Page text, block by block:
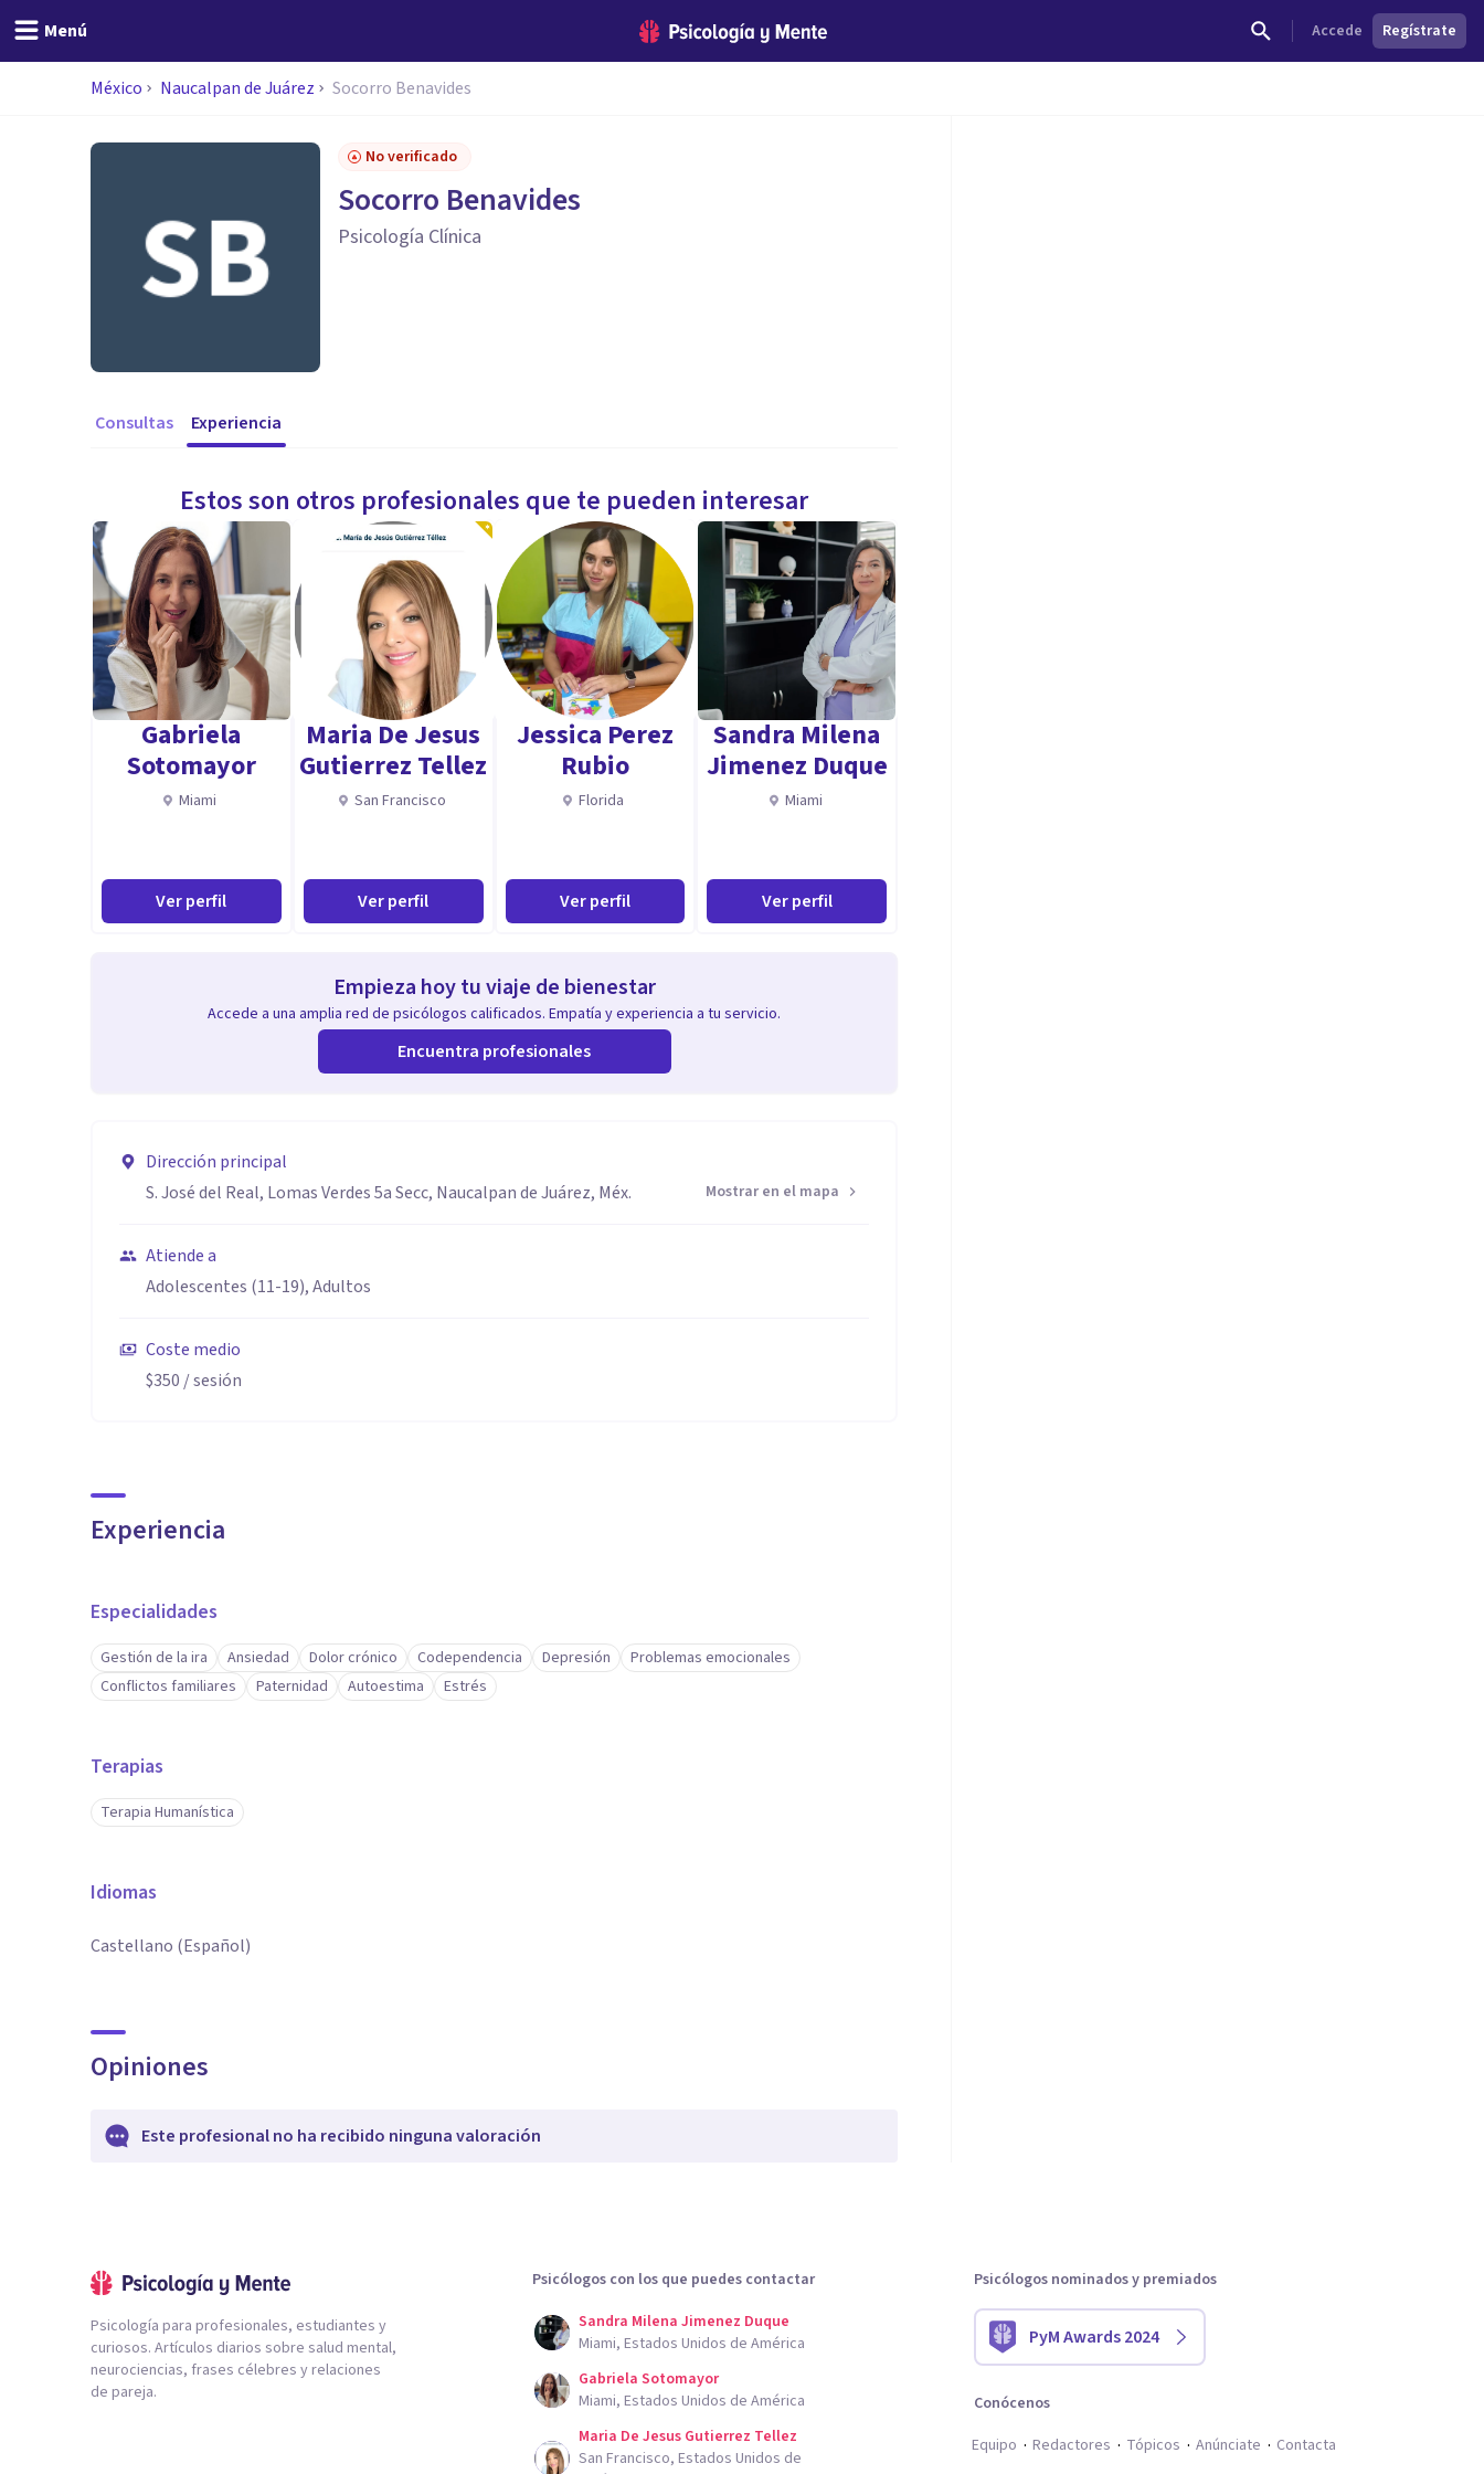
Menú Accede Regístrate
México Naucalpan de Juárez Socorro Benavides
No verificado
Socorro Benavides
Psicología Clínica
Consultas Experiencia
Estos son otros profesionales que te pueden interesar
Gabriela
Sotomayor
Miami
Ver perfil
Maria De Jesus
Gutierrez Tellez
San Francisco
Ver perfil
Jessica Perez
Rubio
Florida
Ver perfil
Sandra Milena
Jimenez Duque
Miami
Ver perfil
Empieza hoy tu viaje de bienestar
Accede a una amplia red de psicólogos calificados. Empatía y experiencia a tu servicio.
Encuentra profesionales
Dirección principal
S. José del Real, Lomas Verdes 5a Secc, Naucalpan de Juárez, Méx.
Mostrar en el mapa
Atiende a
Adolescentes (11-19), Adultos
Coste medio
$350 / sesión
Experiencia
Especialidades
Gestión de la ira Ansiedad Dolor crónico Codependencia Depresión
Problemas emocionales
Conflictos familiares
Paternidad Autoestima Estrés
Terapias
Terapia Humanística
Idiomas
Castellano (Español)
Opiniones
Este profesional no ha recibido ninguna valoración
Psicología para profesionales, estudiantes y
curiosos. Artículos diarios sobre salud mental,
neurociencias, frases célebres y relaciones
de pareja.
Psicólogos con los que puedes contactar
Sandra Milena Jimenez Duque
Miami, Estados Unidos de América
Gabriela Sotomayor
Miami, Estados Unidos de América
Maria De Jesus Gutierrez Tellez
San Francisco, Estados Unidos de
Psicólogos nominados y premiados
PyM Awards 2024
Conócenos
Equipo
Redactores Tópicos Anúnciate Contacta